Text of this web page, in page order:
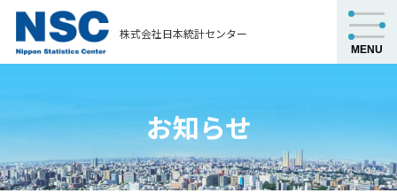
株式会社日本統計センター
お知らせ